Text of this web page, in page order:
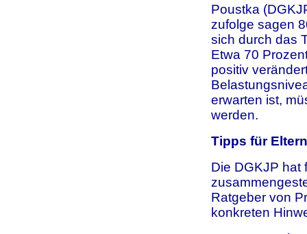
Poustka
zufolge sagen
sich durch das
Etwa 70
positiv
erwarten ist,
werden.
Tipps für Eltern
Die DGKJP hat
Ratgeber von
konkreten